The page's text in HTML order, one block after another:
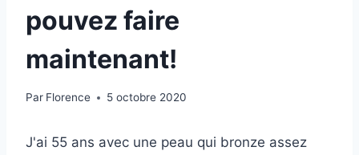
pouvez faire
maintenant!
Par Florence 5 octobre 2020
J'ai 55 ans avec une peau qui bronze assez